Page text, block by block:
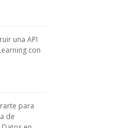
una API
con
para
de